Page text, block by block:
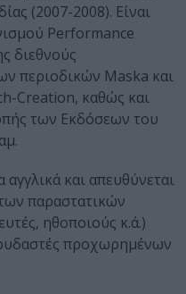
(2007-2008). Είναι
Performance
διεθνούς
περιοδικών Maska και
Creation, καθώς και
των Εκδόσεων του
και απευθύνεται
παραστατικών
ηθοποιούς κ.ά.)
προχωρημένων